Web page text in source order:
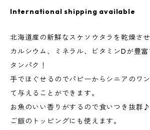
International shipping available
北海道産の新鮮なスケソウタラを乾燥させ
カルシウム、ミネラル、ビタミンDが豊
タンパク！
手でほぐせるのでパピーからシニアのワ
て与えることができます。
お魚のいい香りがするので食いつき抜群♪
ご飯のトッピングにも使えます。